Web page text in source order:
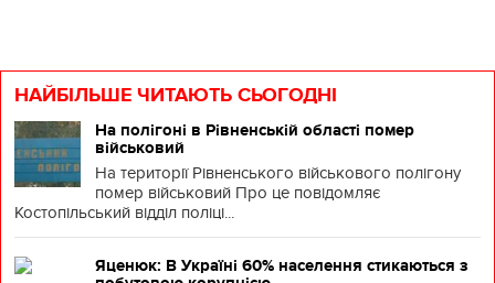
НАЙБІЛЬШЕ ЧИТАЮТЬ СЬОГОДНІ
На полігоні в Рівненській області помер
військовий
На території Рівненського військового полігону
помер військовий Про це повідомляє
Костопільський відділ поліці...
Яценюк: В Україні 60% населення стикаються з